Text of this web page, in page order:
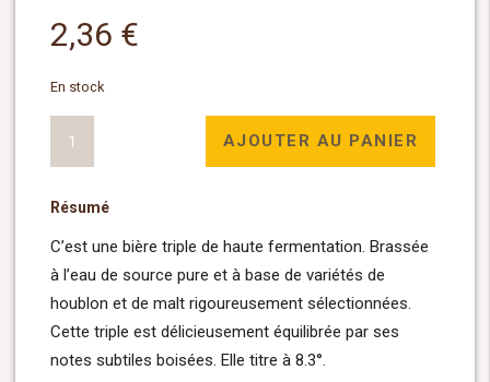
2,36 €
En stock
de
Charrue
Triple
Boisée
33cl
AJOUTER AU PANIER
Résumé
C’est une bière triple de haute fermentation. Brassée
à l’eau de source pure et à base de variétés de
houblon et de malt rigoureusement sélectionnées.
Cette triple est délicieusement équilibrée par ses
notes subtiles boisées. Elle titre à 8.3°.